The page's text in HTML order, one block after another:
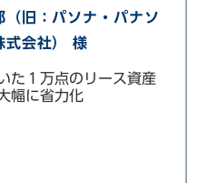
旧：パソナ・パナソ
式会社） 様
た１万点のリース資産
幅に省力化